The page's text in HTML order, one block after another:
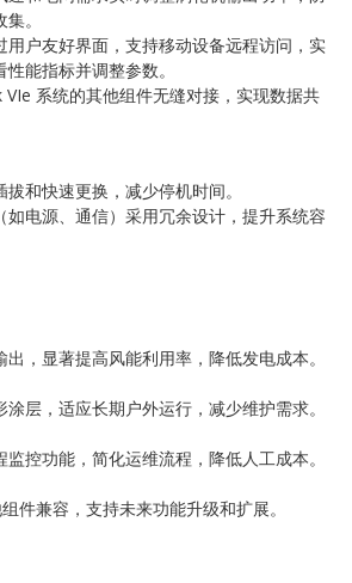
。
用户友好界面，支持移动设备远程访问，实
能指标并调整参数。
系统的其他组件无缝对接，实现数据共
和快速更换，减少停机时间。
如电源、通信）采用冗余设计，提升系统容
，显著提高风能利用率，降低发电成本。
层，适应长期户外运行，减少维护需求。
控功能，简化运维流程，降低人工成本。
件兼容，支持未来功能升级和扩展。